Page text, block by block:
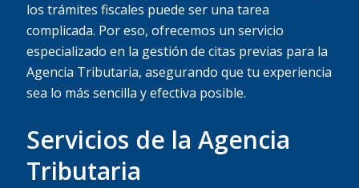
los trámites fiscales puede ser una tarea
complicada. Por eso, ofrecemos un servicio
especializado en la gestión de citas previas para la
Agencia Tributaria, asegurando que tu experiencia
sea lo más sencilla y efectiva posible.
Servicios de la Agencia
Tributaria